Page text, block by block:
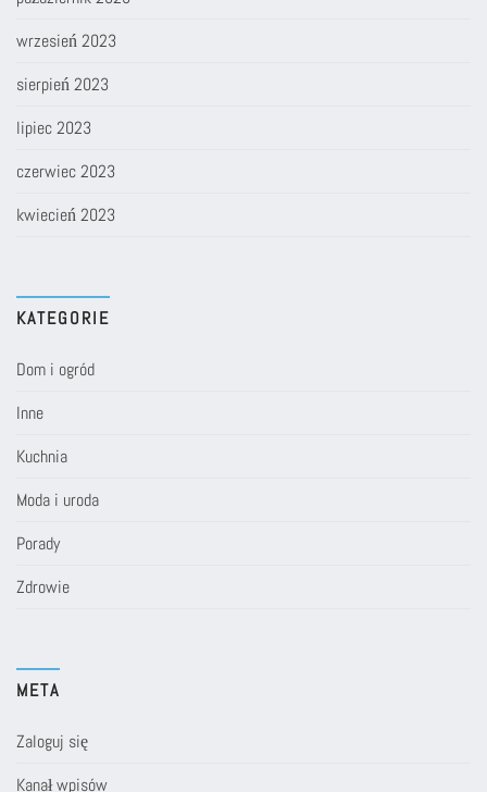
wrzesień 2023
sierpień 2023
lipiec 2023
czerwiec 2023
kwiecień 2023
KATEGORIE
Dom i ogród
Inne
Kuchnia
Moda i uroda
Porady
Zdrowie
META
Zaloguj się
Kanał wpisów